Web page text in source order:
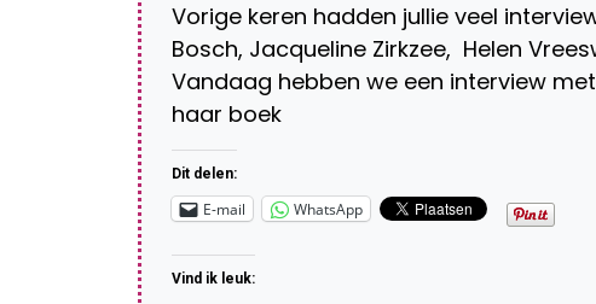
Vorige keren hadden jullie veel
Bosch, Jacqueline Zirkzee, Helen
Vandaag hebben we een interview
haar boek
Dit delen:
E-mail WhatsApp
Vind ik leuk: